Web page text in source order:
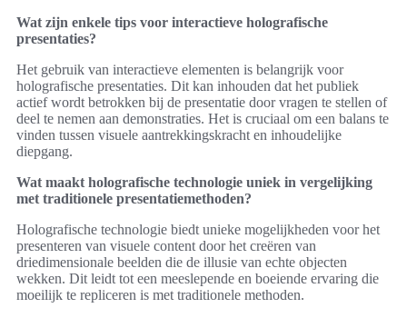
Wat zijn enkele tips voor interactieve holografische
presentaties?
Het gebruik van interactieve elementen is belangrijk voor
holografische presentaties. Dit kan inhouden dat het publiek
actief wordt betrokken bij de presentatie door vragen te stellen of
deel te nemen aan demonstraties. Het is cruciaal om een balans te
vinden tussen visuele aantrekkingskracht en inhoudelijke
diepgang.
Wat maakt holografische technologie uniek in vergelijking
met traditionele presentatiemethoden?
Holografische technologie biedt unieke mogelijkheden voor het
presenteren van visuele content door het creëren van
driedimensionale beelden die de illusie van echte objecten
wekken. Dit leidt tot een meeslepende en boeiende ervaring die
moeilijk te repliceren is met traditionele methoden.